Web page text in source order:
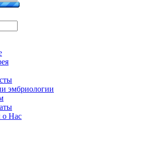
эмбриологии
о Нас